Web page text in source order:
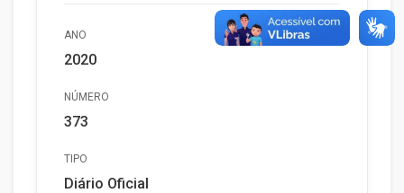
ANO
2020
NÚMERO
373
TIPO
Diário Oficial